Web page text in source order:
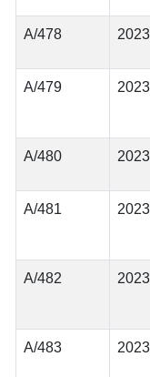
А/478
А/479
А/480
А/481
А/482
А/483